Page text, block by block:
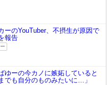
ーのYouTuber、不摂生が原因で
報告
ゆーの今カノに嫉妬していると
でも自分のものみたいに…」